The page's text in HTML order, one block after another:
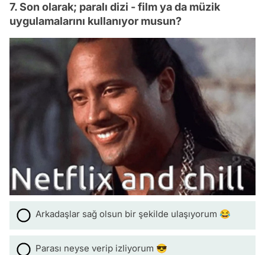
7. Son olarak; paralı dizi - film ya da müzik
uygulamalarını kullanıyor musun?
Arkadaşlar sağ olsun bir şekilde ulaşıyorum 😂
Parası neyse verip izliyorum 😎